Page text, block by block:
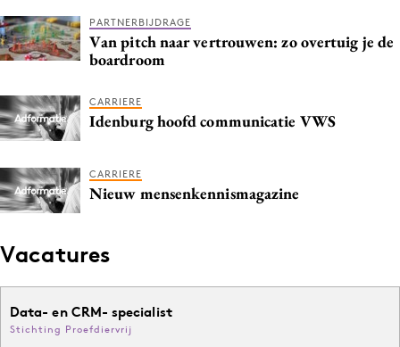
Interne communicatie
Martech
Merkstrategie
PR
Purpose Marketing
Reputatie & crisis
PARTNERBIJDRAGE
Van pitch naar vertrouwen: zo overtuig je de
boardroom
CARRIERE
Idenburg hoofd communicatie VWS
CARRIERE
Nieuw mensenkennismagazine
Vacatures
Data- en CRM- specialist
Stichting Proefdiervrij